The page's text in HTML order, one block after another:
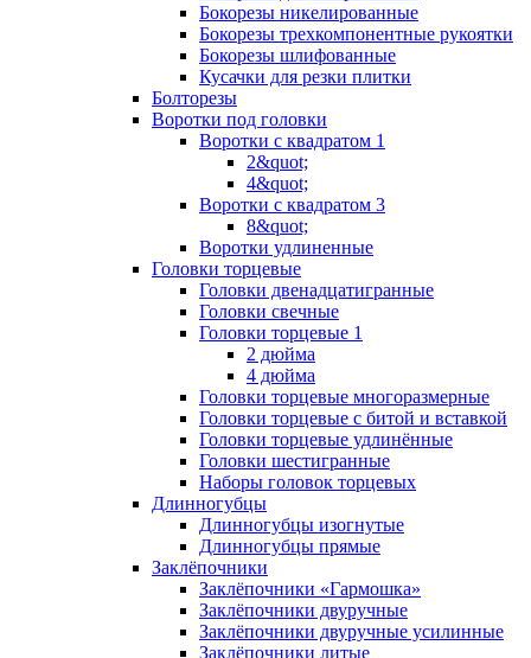
Бокорезы никелированные
Бокорезы трехкомпонентные рукоятки
Бокорезы шлифованные
Кусачки для резки плитки
Болторезы
Воротки под головки
Воротки с квадратом 1
2&quot;
4&quot;
Воротки с квадратом 3
8&quot;
Воротки удлиненные
Головки торцевые
Головки двенадцатигранные
Головки свечные
Головки торцевые 1
2 дюйма
4 дюйма
Головки торцевые многоразмерные
Головки торцевые с битой и вставкой
Головки торцевые удлинённые
Головки шестигранные
Наборы головок торцевых
Длинногубцы
Длинногубцы изогнутые
Длинногубцы прямые
Заклёпочники
Заклёпочники «Гармошка»
Заклёпочники двуручные
Заклёпочники двуручные усилинные
Заклёпочники литые